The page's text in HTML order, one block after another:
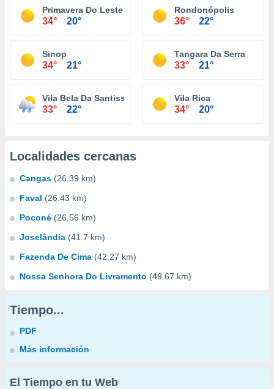
Primavera Do Leste
34° 20°
Rondonópolis
36° 22°
Sinop
34° 21°
Tangara Da Serra
33° 21°
Vila Bela Da Santissima Trindade
33° 22°
Vila Rica
34° 20°
Localidades cercanas
Cangas (26.39 km)
Faval (26.43 km)
Poconé (26.56 km)
Joselândia (41.7 km)
Fazenda De Cima (42.27 km)
Nossa Senhora Do Livramento (49.67 km)
Tiempo...
PDF
Más información
El Tiempo en tu Web